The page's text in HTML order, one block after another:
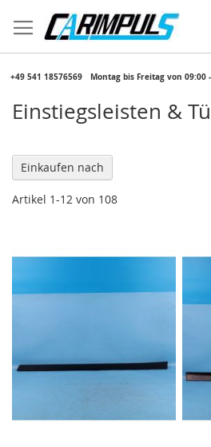
zum
Inhalt
​ +49 541 18576569 Montag bis Freitag von 09:00
Einstiegsleisten &
Artikel 1-12 von 108
Einkaufen nach